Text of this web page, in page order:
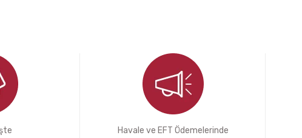
Havale ve EFT Ödemelerinde